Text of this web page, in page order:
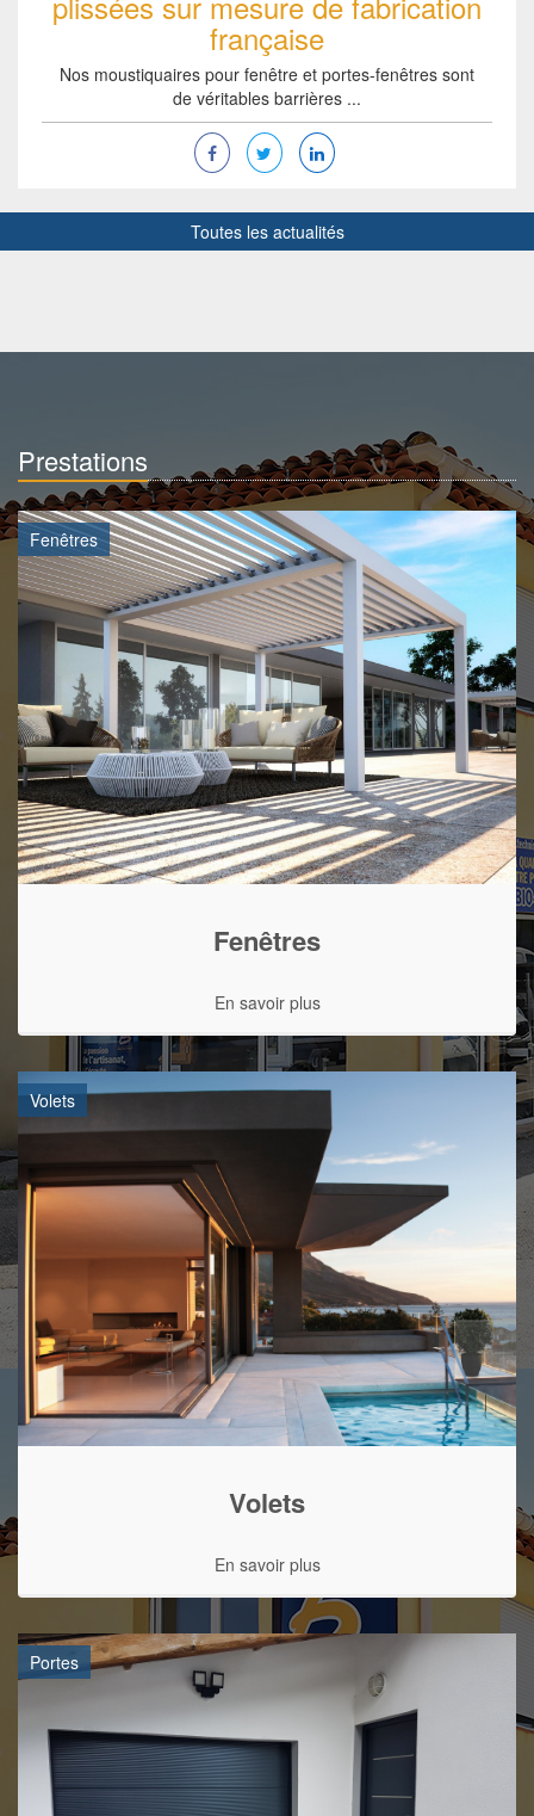
française
Nos moustiquaires pour fenêtre et portes-fenêtres sont
de véritables barrières ...
Toutes les actualités
Prestations
Fenêtres
Fenêtres
En savoir plus
Volets
Volets
En savoir plus
Portes